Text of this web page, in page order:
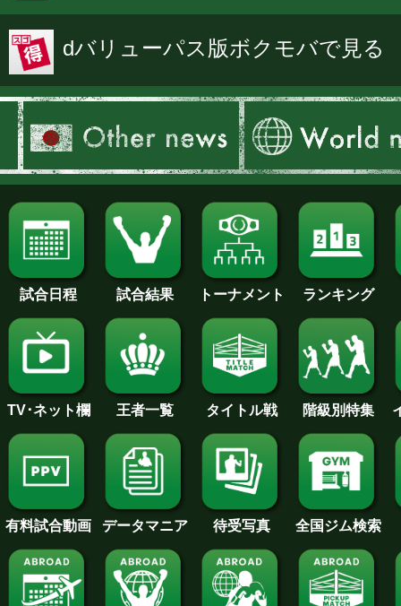
dバリューパス版ボクモバで見る
試合日程 試合結果 トーナメント ランキング
TV･ネット欄 王者一覧 タイトル戦 階級別特集
有料試合動画 データマニア 待受写真 全国ジム検索